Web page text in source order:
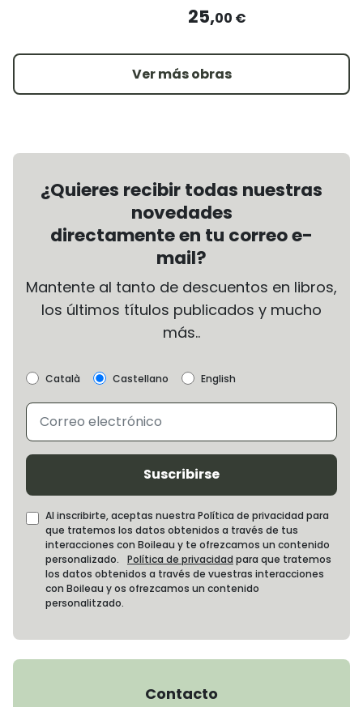
25,00 €
Ver más obras
¿Quieres recibir todas nuestras
novedades
directamente en tu correo e-
mail?
Mantente al tanto de descuentos en libros,
los últimos títulos publicados y mucho
más..
Català Castellano English
Suscribirse
Al inscribirte, aceptas nuestra Política de privacidad para
que tratemos los datos obtenidos a través de tus
interacciones con Boileau y te ofrezcamos un contenido
personalizado. Política de privacidad para que tratemos
los datos obtenidos a través de vuestras interacciones
con Boileau y os ofrezcamos un contenido
personalitzado.
Contacto